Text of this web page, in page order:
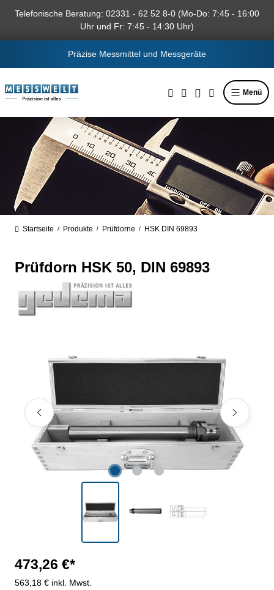
springen
Telefonische Beratung: 02331 - 62 52 8-0 (Mo-Do: 7:45 - 16:00
Uhr und Fr: 7:45 - 14:30 Uhr)
Präzise Messmittel und Messgeräte
Menü
Startseite / Produkte / Prüfdorne / HSK DIN 69893
Prüfdorn HSK 50, DIN 69893
473,26 €*
563,18 € inkl. Mwst.